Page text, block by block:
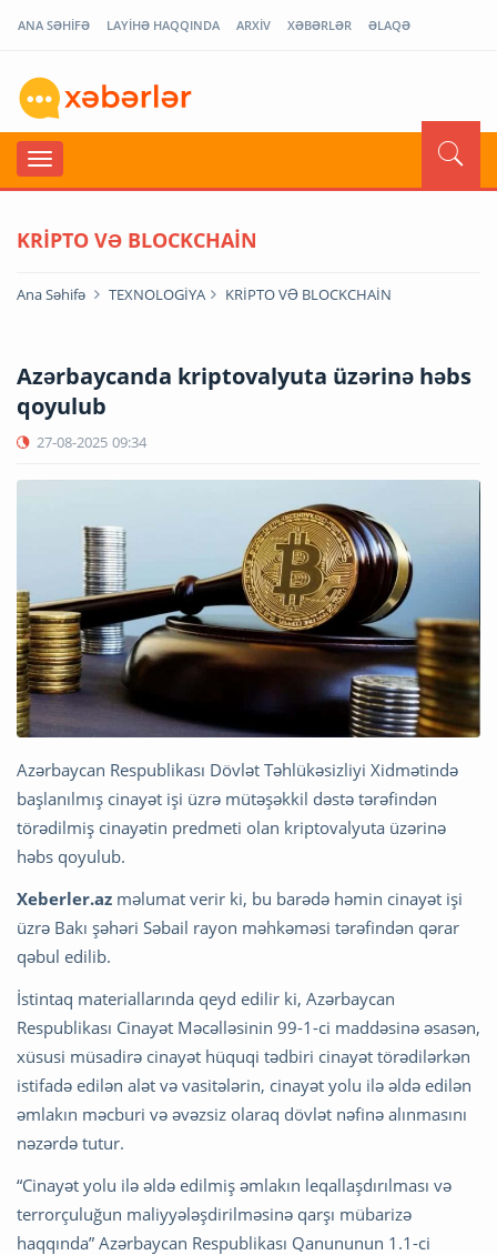
ANA SƏHİFƏ LAYİHƏ HAQQINDA ARXİV XƏBƏRLƏR ƏLAQƏ
KRİPTO VƏ BLOCKCHAİN
Ana Səhifə TEXNOLOGİYA KRİPTO VƏ BLOCKCHAİN
Azərbaycanda kriptovalyuta üzərinə həbs
qoyulub
27-08-2025 09:34
Azərbaycan Respublikası Dövlət Təhlükəsizliyi Xidmətində
başlanılmış cinayət işi üzrə mütəşəkkil dəstə tərəfindən
törədilmiş cinayətin predmeti olan kriptovalyuta üzərinə
həbs qoyulub.
Xeberler.az məlumat verir ki, bu barədə həmin cinayət işi
üzrə Bakı şəhəri Səbail rayon məhkəməsi tərəfindən qərar
qəbul edilib.
İstintaq materiallarında qeyd edilir ki, Azərbaycan
Respublikası Cinayət Məcəlləsinin 99-1-ci maddəsinə əsasən,
xüsusi müsadirə cinayət hüquqi tədbiri cinayət törədilərkən
istifadə edilən alət və vasitələrin, cinayət yolu ilə əldə edilən
əmlakın məcburi və əvəzsiz olaraq dövlət nəfinə alınmasını
nəzərdə tutur.
“Cinayət yolu ilə əldə edilmiş əmlakın leqallaşdırılması və
terrorçuluğun maliyyələşdirilməsinə qarşı mübarizə
haqqında” Azərbaycan Respublikası Qanununun 1.1-ci